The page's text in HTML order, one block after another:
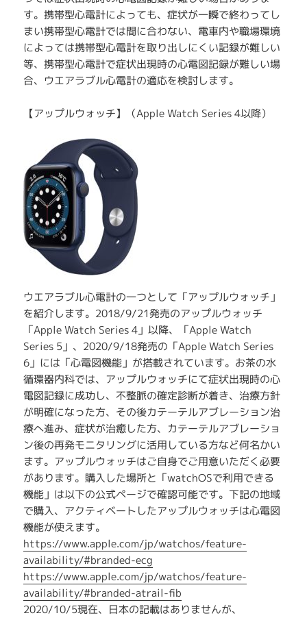
す。携帯型心電計によっても、症状が一瞬で終わってし
まい携帯型心電計では間に合わない、電車内や職場環境
によっては携帯型心電計を取り出しにくい記録が難しい
等、携帯型心電計で症状出現時の心電図記録が難しい場
合、ウエアラブル心電計の適応を検討します。
【アップルウォッチ】（Apple Watch Series 4以降）
ウエアラブル心電計の一つとして「アップルウォッチ」
を紹介します。2018/9/21発売のアップルウォッチ
「Apple Watch Series 4」以降、「Apple Watch
Series 5」、2020/9/18発売の「Apple Watch Series
6」には「心電図機能」が搭載されています。お茶の水
循環器内科では、アップルウォッチにて症状出現時の心
電図記録に成功し、不整脈の確定診断が着き、治療方針
が明確になった方、その後カテーテルアブレーション治
療へ進み、症状が治癒した方、カテーテルアブレーショ
ン後の再発モニタリングに活用している方など何名かい
ます。アップルウォッチはご自身でご用意いただく必要
があります。購入した場所と「watchOSで利用できる
機能」は以下の公式ページで確認可能です。下記の地域
で購入、アクティベートしたアップルウォッチは心電図
機能が使えます。
https://www.apple.com/jp/watchos/feature-
availability/#branded-ecg
https://www.apple.com/jp/watchos/feature-
availability/#branded-atrail-fib
2020/10/5現在、日本の記載はありませんが、